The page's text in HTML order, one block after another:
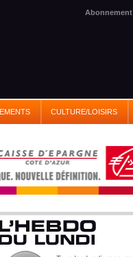
Abonnement
CULTURE/LOISIRS